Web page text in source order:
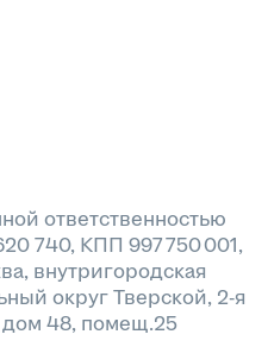
ответственностью
740, КПП 997 750 001,
внутригородская
округ Тверской, 2-я
дом 48, помещ.25